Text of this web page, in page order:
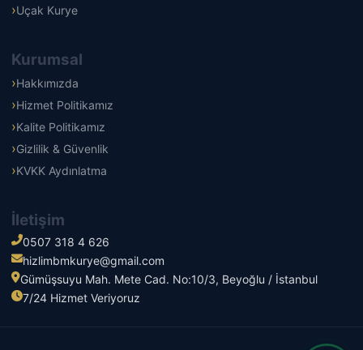
Uçak Kurye
Kurumsal
Hakkımızda
Hizmet Politikamız
Kalite Politikamız
Gizlilik & Güvenlik
KVKK Aydınlatma
İletişim
0507 318 4 626
hizlimbmkurye@gmail.com
Gümüşsuyu Mah. Mete Cad. No:10/3, Beyoğlu / İstanbul
7/24 Hizmet Veriyoruz